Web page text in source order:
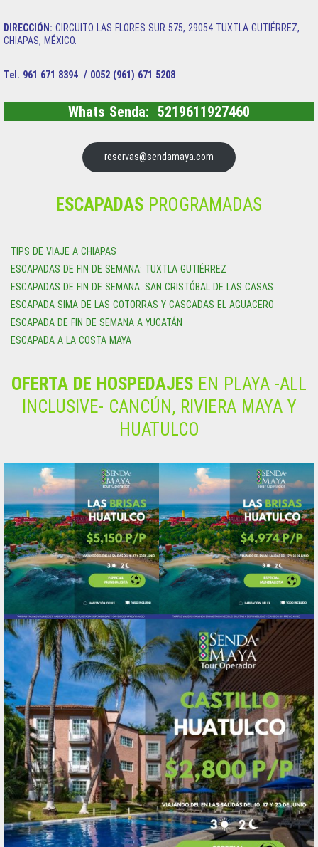
DIRECCIÓN: CIRCUITO LAS FLORES SUR 575, 29054 TUXTLA GUTIÉRREZ,
CHIAPAS, MÉXICO.
Tel. 961 671 8394 / 0052 (961) 671 5208
Whats Senda: 5219611927460
reservas@sendamaya.com
ESCAPADAS PROGRAMADAS
TIPS DE VIAJE A CHIAPAS
ESCAPADAS DE FIN DE SEMANA: TUXTLA GUTIÉRREZ
ESCAPADAS DE FIN DE SEMANA: SAN CRISTÓBAL DE LAS CASAS
ESCAPADA SIMA DE LAS COTORRAS Y CASCADAS EL AGUACERO
ESCAPADA DE FIN DE SEMANA A YUCATÁN
ESCAPADA A LA COSTA MAYA
OFERTA DE HOSPEDAJES EN PLAYA -ALL
INCLUSIVE- CANCÚN, RIVIERA MAYA Y
HUATULCO